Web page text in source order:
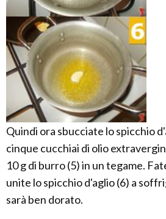
Quindi ora sbucciate lo spicchio
cinque cucchiai di olio
10 g di burro (5) in un tegame.
unite lo spicchio d'aglio (6) a
sarà ben dorato.